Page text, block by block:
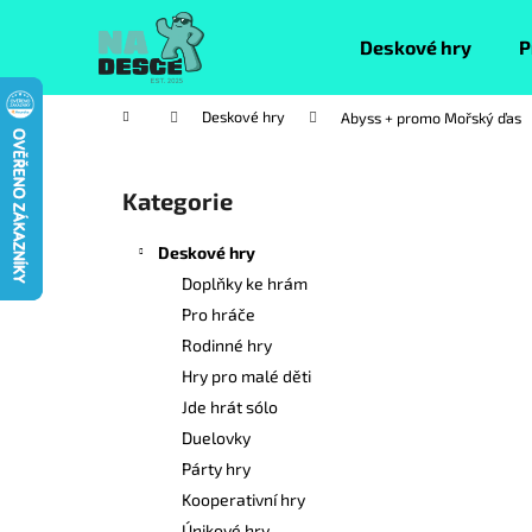
Deskové hry
Domů Deskové hry Abyss + promo Mořský ďas
Přeskočit
kategorie
Kategorie
Deskové hry
Doplňky ke hrám
Pro hráče
Rodinné hry
Hry pro malé děti
Jde hrát sólo
Duelovky
Párty hry
Kooperativní hry
š
í
k
Zpět
do
Zpět
do